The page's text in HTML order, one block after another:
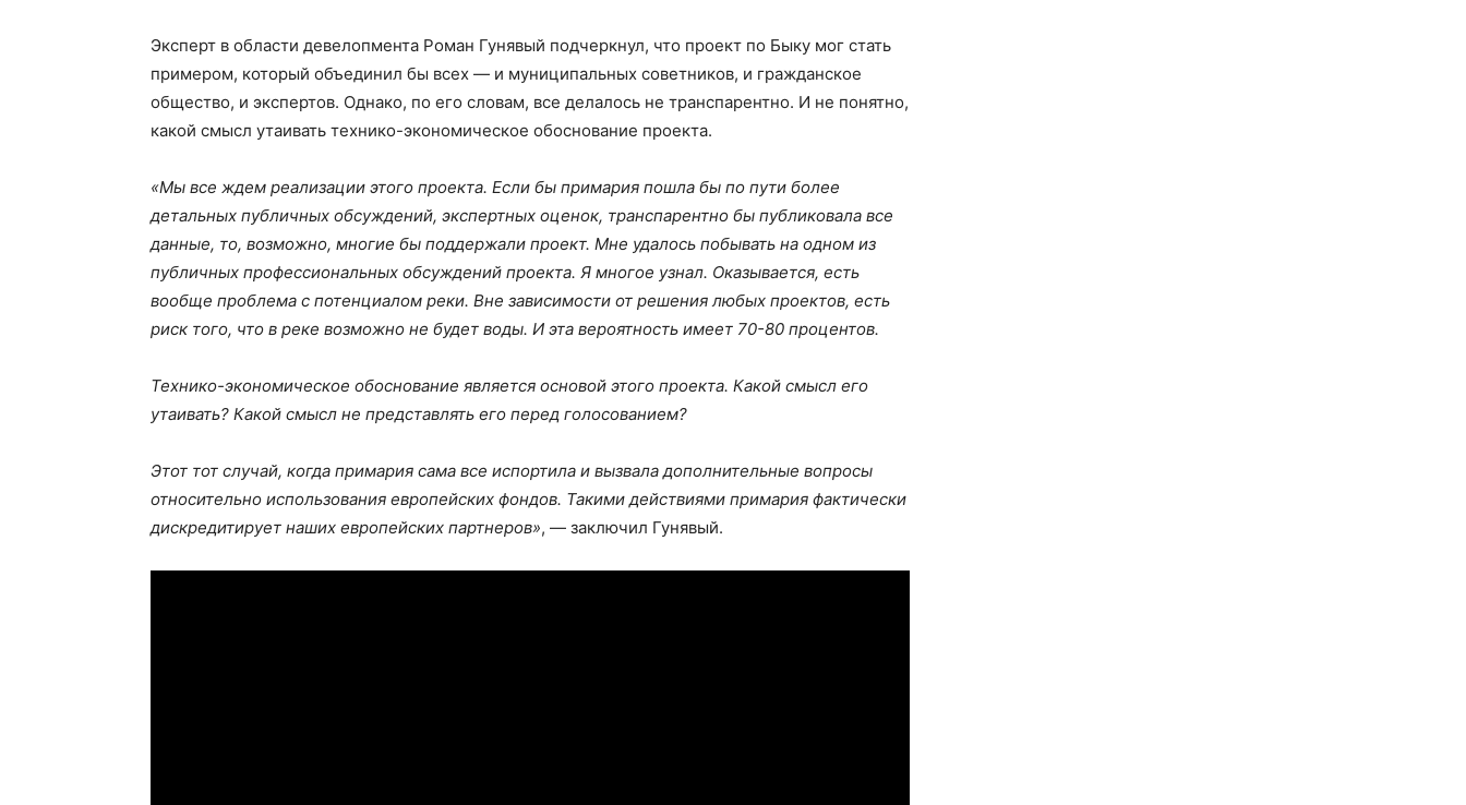
Эксперт в области девелопмента Роман Гунявый подчеркнул, что проект по Быку мог стать
примером, который объединил бы всех — и муниципальных советников, и гражданское
общество, и экспертов. Однако, по его словам, все делалось не транспарентно. И не понятно,
какой смысл утаивать технико-экономическое обоснование проекта.
«Мы все ждем реализации этого проекта. Если бы примария пошла бы по пути более
детальных публичных обсуждений, экспертных оценок, транспарентно бы публиковала все
данные, то, возможно, многие бы поддержали проект. Мне удалось побывать на одном из
публичных профессиональных обсуждений проекта. Я многое узнал. Оказывается, есть
вообще проблема с потенциалом реки. Вне зависимости от решения любых проектов, есть
риск того, что в реке возможно не будет воды. И эта вероятность имеет 70-80 процентов.
Технико-экономическое обоснование является основой этого проекта. Какой смысл его
утаивать? Какой смысл не представлять его перед голосованием?
Этот тот случай, когда примария сама все испортила и вызвала дополнительные вопросы
относительно использования европейских фондов. Такими действиями примария фактически
дискредитирует наших европейских партнеров», — заключил Гунявый.